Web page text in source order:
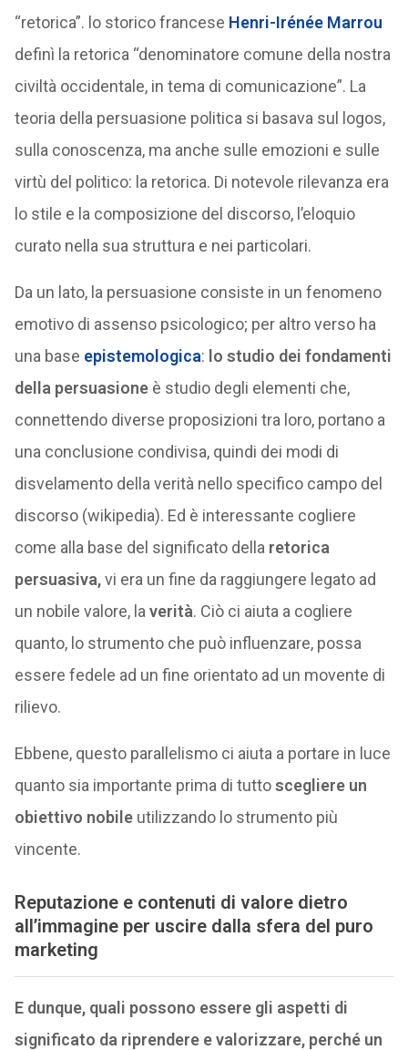
“retorica”. lo storico francese Henri-Irénée Marrou
definì la retorica “denominatore comune della nostra
civiltà occidentale, in tema di comunicazione”. La
teoria della persuasione politica si basava sul logos,
sulla conoscenza, ma anche sulle emozioni e sulle
virtù del politico: la retorica. Di notevole rilevanza era
lo stile e la composizione del discorso, l’eloquio
curato nella sua struttura e nei particolari.
Da un lato, la persuasione consiste in un fenomeno
emotivo di assenso psicologico; per altro verso ha
una base epistemologica: lo studio dei fondamenti
della persuasioneè studio degli elementi che,
connettendo diverse proposizioni tra loro, portano a
una conclusione condivisa, quindi dei modi di
disvelamento della verità nello specifico campo del
discorso (wikipedia). Ed è interessante cogliere
come alla base del significato dellaretorica
persuasiva,vi era un fine da raggiungere legato ad
un nobile valore, laverità. Ciò ci aiuta a cogliere
quanto, lo strumento che può influenzare, possa
essere fedele ad un fine orientato ad un movente di
rilievo.
Ebbene, questo parallelismo ci aiuta a portare in luce
quanto sia importante prima di tuttoscegliere un
obiettivo nobileutilizzando lo strumento più
vincente.
Reputazione e contenuti di valore dietro
all’immagine per uscire dalla sfera del puro
marketing
E dunque, quali possono essere gli aspetti di
significato da riprendere e valorizzare, perché un